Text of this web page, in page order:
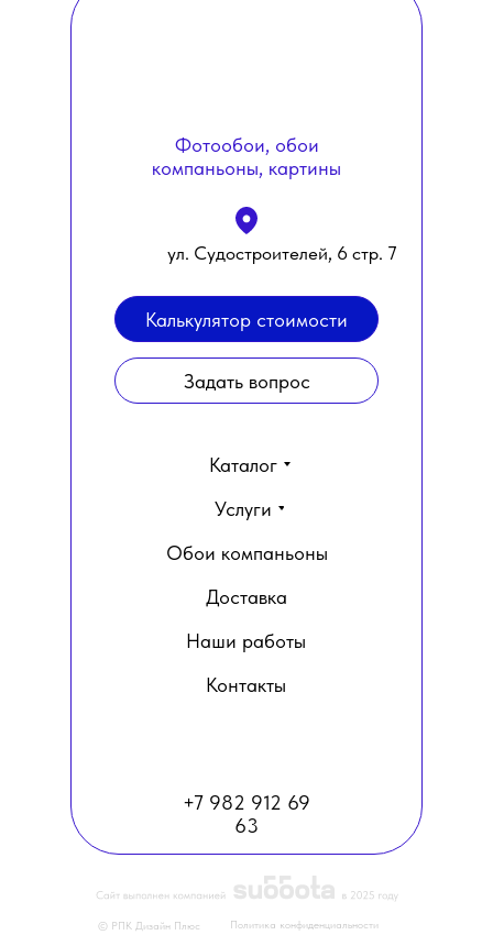
Задать вопрос
Контакты
Наши работы
Доставка
Обои компаньоны
Услуги
Каталог
Калькулятор стоимости
ул. Судостроителей, 6 стр. 7
Фотообои, обои
компаньоны, картины
+7 982 912 69
63
Политика конфиденциальности
© РПК Дизайн Плюс